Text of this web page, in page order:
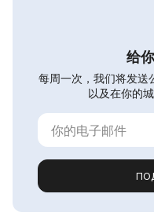
给
每周一次，我们将发送
以及在你的